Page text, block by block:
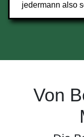
jedermann also
Von